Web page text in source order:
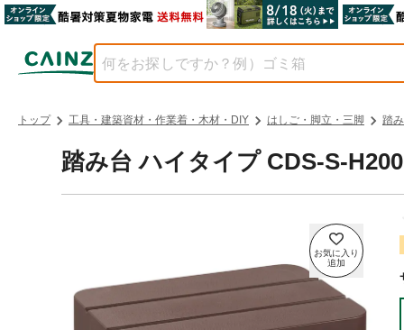
トップ 工具・建築資材・作業着・木材・DIY はしご・脚立・三脚 踏
踏み台 ハイタイプ CDS-S-